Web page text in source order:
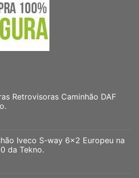
Retrovisoras Caminhão DAF
Iveco S-way 6x2 Europeu na
da Tekno.